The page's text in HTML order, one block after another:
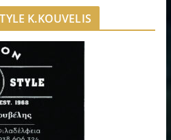
K.KOUVELIS